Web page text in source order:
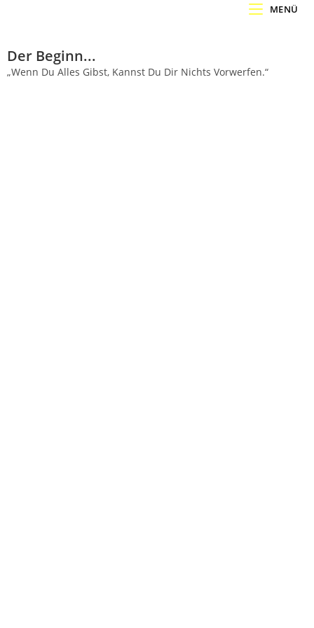
MENÜ
Der Beginn...
„Wenn Du Alles Gibst, Kannst Du Dir Nichts Vorwerfen.“